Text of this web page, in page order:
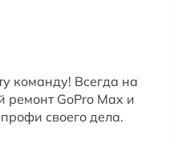
команду! Всегда на
GoPro Max и
своего дела.